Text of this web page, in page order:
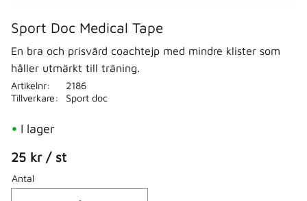
Sport Doc Medical Tape
En bra och prisvärd coachtejp med mindre klister som
håller utmärkt till träning.
25 kr / st
Antal
I lager
Artikelnr
2186
Tillverkare
Sport doc